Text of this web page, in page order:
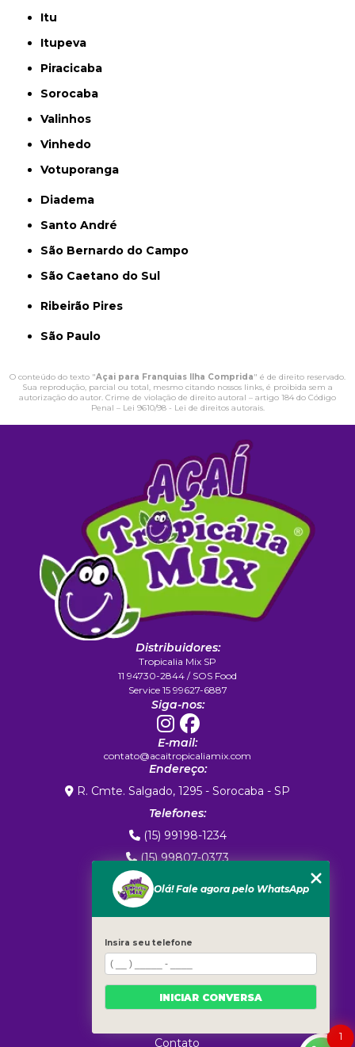
Itu
Itupeva
Piracicaba
Sorocaba
Valinhos
Vinhedo
Votuporanga
Diadema
Santo André
São Bernardo do Campo
São Caetano do Sul
Ribeirão Pires
São Paulo
O conteúdo do texto "Açai para Franquias Ilha Comprida" é de direito reservado.
Sua reprodução, parcial ou total, mesmo citando nossos links, é proibida sem a
autorização do autor. Crime de violação de direito autoral – artigo 184 do Código
Penal – Lei 9610/98 - Lei de direitos autorais.
Distribuidores:
Tropicalia Mix SP
11 94730-2844 / SOS Food
Service 15 99627-6887
Siga-nos:
E-mail:
contato@acaitropicaliamix.com
Endereço:
R. Cmte. Salgado, 1295 - Sorocaba - SP
Telefones:
(15) 99198-1234
(15) 99807-0373
(15) 99807-0373
Home
Sobre Nós
Exportação
Marca Própria
Produtos
Contato
1
Olá! Fale agora pelo WhatsApp
Insira seu telefone
INICIAR CONVERSA